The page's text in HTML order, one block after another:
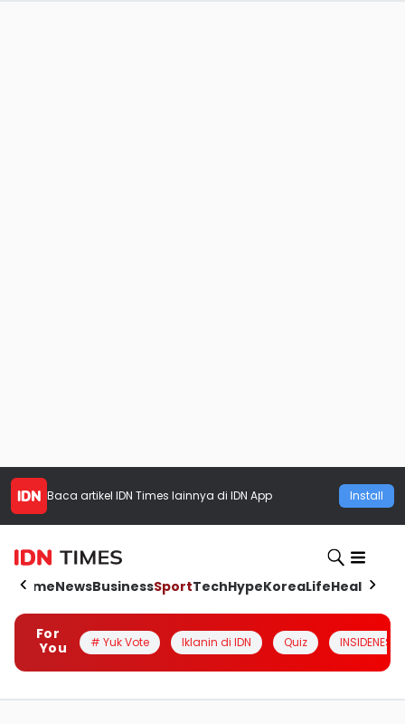
Baca artikel IDN Times lainnya di IDN App Install
HomeNewsBusinessSportTechHypeKoreaLifeHealth
For
You
# Yuk Vote Iklanin di IDN Quiz INSIDENESIA